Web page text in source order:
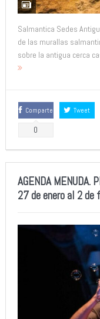
Salmantica Sedes
de las murallas
sobre la antigua cerca
Comparte
0
Tweet
AGENDA
27 de enero al 2 de